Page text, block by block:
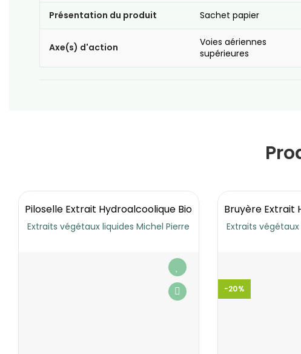
Présentation du produit Sachet papier
Axe(s) d'action
Voies aériennes
supérieures
Piloselle Extrait Hydroalcoolique Bio
Extraits végétaux liquides Michel Pierre
Bruyère Extrait
Extraits
-20%